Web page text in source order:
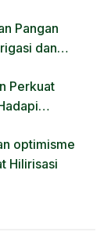
Pangan
dan
Perkuat
optimisme
Hilirisasi